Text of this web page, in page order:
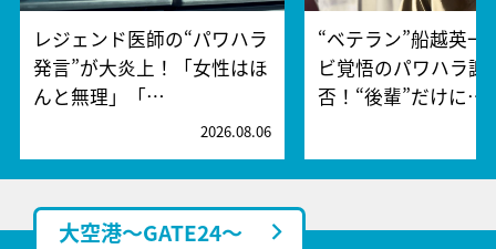
レジェンド医師の“パワハラ
発言”が大炎上！「女性はほ
んと無理」「…
2026.08.06
“ベテラン”船越英一
ビ覚悟のパワハラ謝
否！“後輩”だけに…
大空港～GATE24～